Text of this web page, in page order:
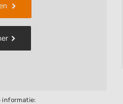
informatie: